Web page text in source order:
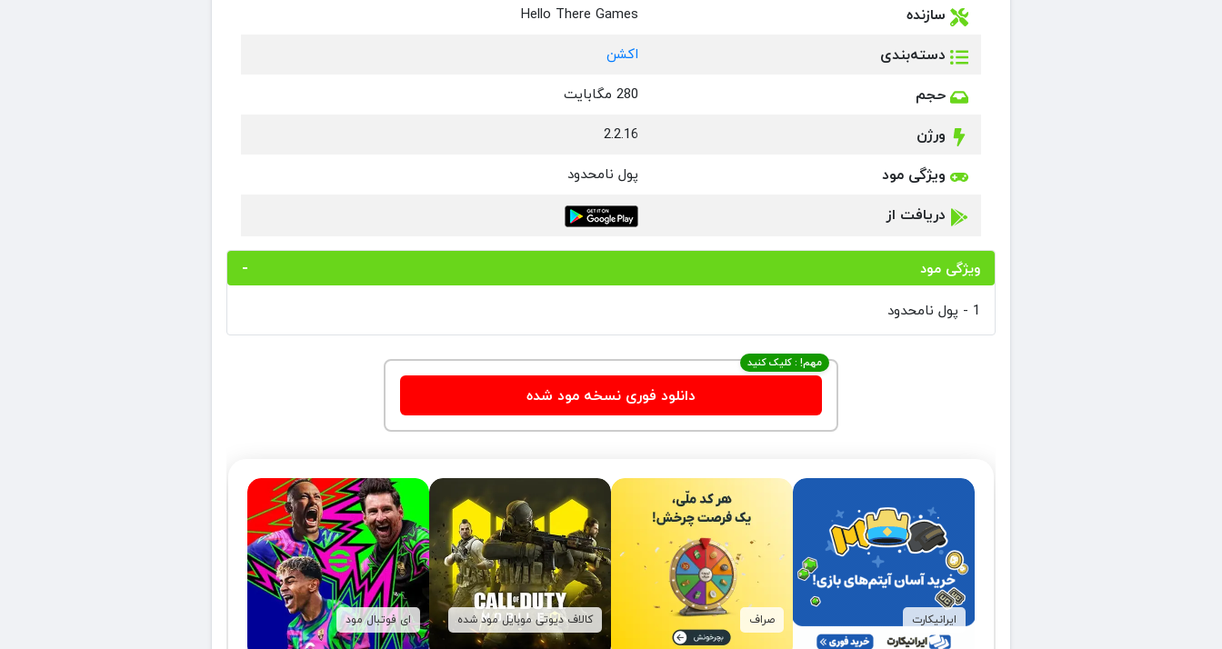
سازنده Hello There Games
دسته‌بندی اکشن
حجم 280 مگابایت
ورژن 2.2.16
ویژگی مود پول نامحدود
دریافت از
ویژگی مود
1 - پول نامحدود
مهم! : کلیک کنید
دانلود فوری نسخه مود شده
ایرانیکارت صراف کالاف دیوتی موبایل مود شده ای فوتبال مود